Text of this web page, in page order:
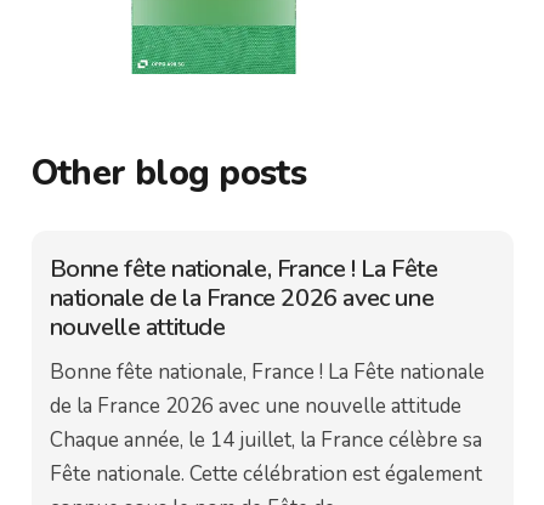
Other blog posts
Bonne fête nationale, France ! La Fête
nationale de la France 2026 avec une
nouvelle attitude
Bonne fête nationale, France ! La Fête nationale
de la France 2026 avec une nouvelle attitude
Chaque année, le 14 juillet, la France célèbre sa
Fête nationale. Cette célébration est également